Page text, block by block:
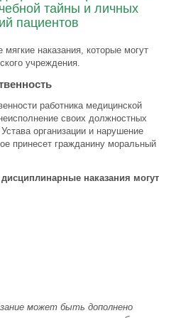
тайны и личных
пациентов
наказания, которые могут
учреждения.
работника медицинской
своих должностных
организации и нарушение
принесет гражданину моральный
наказания могут
может быть дополнено